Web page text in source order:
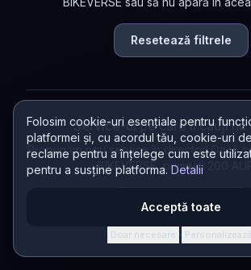
Folosim cookie-uri esențiale pentru
platformei și, cu acordul tău, cookie-uri
reclame pentru a înțelege cum este
pentru a susține platforma. Detalii
Acceptă toate
Doar necesare · Personalizează
Resetează filtrele
Service-ul pe care îl cauți nu
Propun un nou service în director! Dacă
BIKEVERSE, primești 200
Propun un service